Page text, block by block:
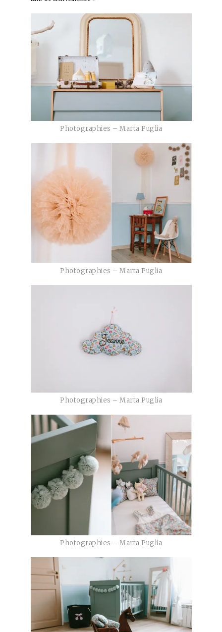
Photographies – Marta Puglia
Photographies – Marta Puglia
Photographies – Marta Puglia
Photographies – Marta Puglia